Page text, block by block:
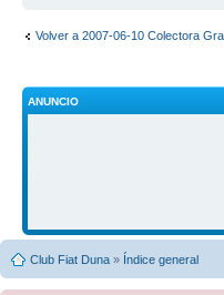
Volver a 2007-06-10 Colectora
ANUNCIO
Club Fiat Duna » Índice general